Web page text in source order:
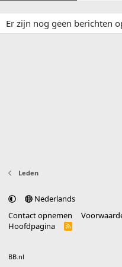
Er zijn nog geen berichten
Leden
Nederlands
Contact opnemen
Hoofdpagina
R
BB.nl